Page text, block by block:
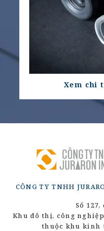
Xem chi
CÔNG TY TNHH
Số
Khu đô thị, công
thuộc khu kinh